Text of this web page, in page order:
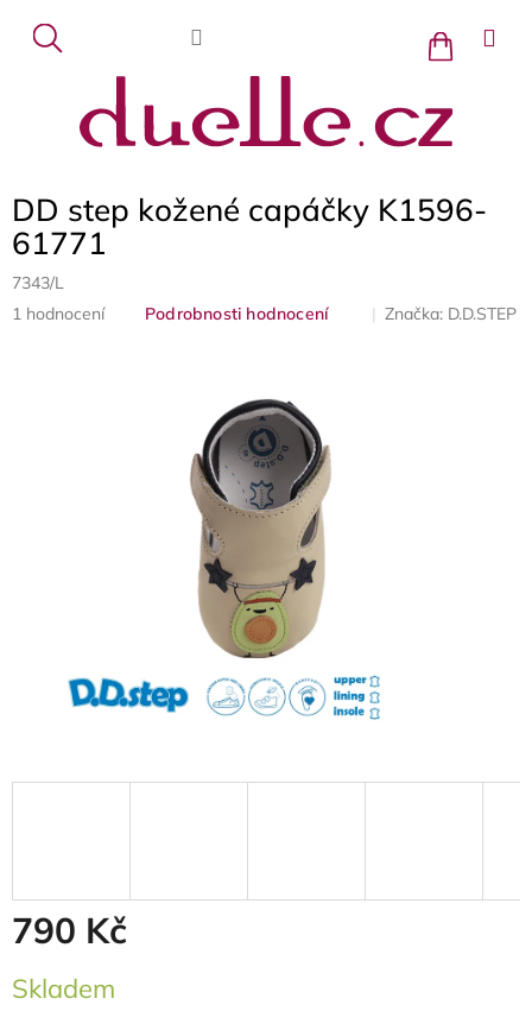
obsah
Nákupní
košík
DD step kožené capáčky K1596-
61771
7343/L
Průměrné
1 hodnocení Podrobnosti hodnocení Značka: D.D.STEP
790 Kč
cena:
Skladem